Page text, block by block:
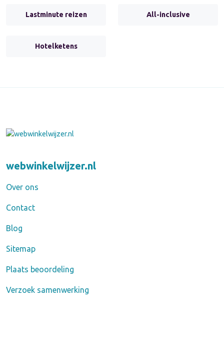
Lastminute reizen All-inclusive
Hotelketens
webwinkelwijzer.nl
Over ons
Contact
Blog
Sitemap
Plaats beoordeling
Verzoek samenwerking